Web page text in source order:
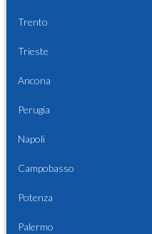
Trento
Trieste
Ancona
Perugia
Napoli
Campobasso
Potenza
Palermo